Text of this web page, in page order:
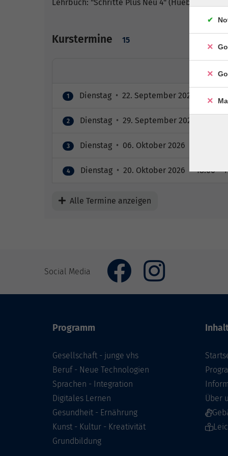
Lehrbuch: "Schritte Plus Neu 4" (Hueber Verlag)
Kurstermine 15
1 Dienstag • 22. September 2026 18:00
2 Dienstag • 29. September 2026
3 Dienstag • 06. Oktober 2026
4 Dienstag • 20. Oktober 2026 • 18:00 –
Alle Termine anzeigen
Social Media
Programm
Gesellschaft - junge vhs
Beruf - Neue Technologien
Sprachen - Integration
Digitales Lernen
Gesundheit - Ernährung
Kunst - Kultur - Kreativität
Grundbildung
Über